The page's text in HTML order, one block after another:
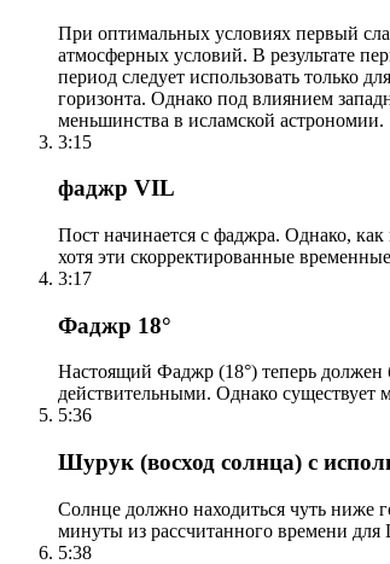
При оптимальных условиях первый
атмосферных условий. В результате
период следует использовать только
горизонта. Однако под влиянием
меньшинства в исламской астрономии.
3:15
фаджр VIL
Пост начинается с фаджра. Однако,
хотя эти скорректированные
3:17
Фаджр 18°
Настоящий Фаджр (18°) теперь должен
действительными. Однако существует
5:36
Шурук (восход солнца) с
Солнце должно находиться чуть ниже
минуты из рассчитанного времени для
5:38